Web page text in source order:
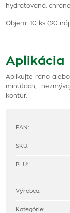
hydratovaná,
Objem: 10 ks (20
Aplikácia
Aplikujte ráno
minútach,
kontúr.
EAN:
SKU:
PLU:
Výrobca:
Kategórie: